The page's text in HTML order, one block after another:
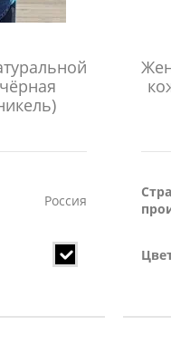
Россия